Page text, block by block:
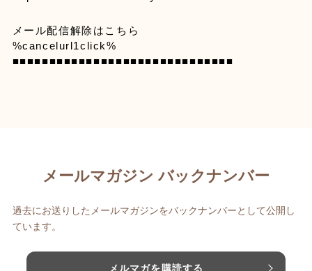
メール配信解除はこちら
%cancelurl1click%
■■■■■■■■■■■■■■■■■■■■■■■■■■■■■■
メールマガジン バックナンバー
過去にお送りしたメールマガジンをバックナンバーとして公開し
ています。
メルマガを購読する